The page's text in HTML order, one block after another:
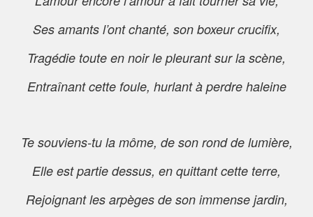
Ses amants l’ont chanté, son boxeur crucifix,
Tragédie toute en noir le pleurant sur la scène,
Entraînant cette foule, hurlant à perdre haleine
Te souviens-tu la môme, de son rond de lumière,
Elle est partie dessus, en quittant cette terre,
Rejoignant les arpèges de son immense jardin,